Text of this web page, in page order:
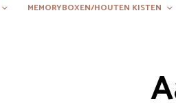
MEMORYBOXEN/HOUTEN KISTEN